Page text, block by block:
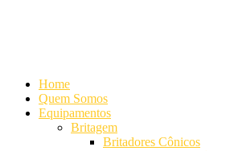
Home
Quem Somos
Equipamentos
Britagem
Britadores Cônicos